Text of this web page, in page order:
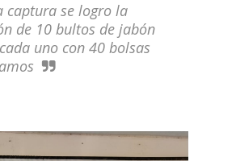
captura se logro la
de 10 bultos de jabón
uno con 40 bolsas